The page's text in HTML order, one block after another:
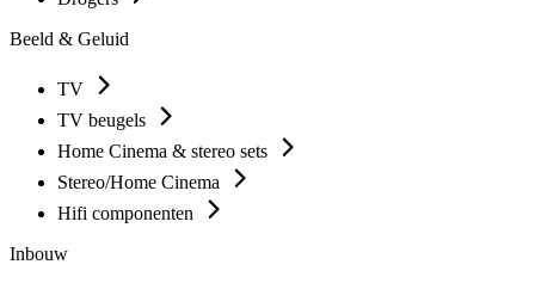
Beeld & Geluid
TV
TV beugels
Home Cinema & stereo sets
Stereo/Home Cinema
Hifi componenten
Inbouw